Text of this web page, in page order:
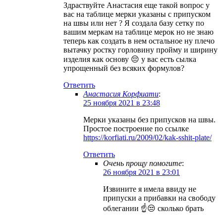
Здраствуйте Анастасия еще такой вопрос у
вас на таблице мерки указаны с припуском
на швы или нет ? Я создала базу сетку по
вашим меркам на таблице мерок но не знаю
теперь как создать в нем остальное ну плечо
вытачку ростку горловину пройму и ширину
изделия как основу 😔 у вас есть сылка
упрощенный без всяких формулов?
Ответить
Анастасия Корфиати:
25 ноября 2021 в 23:48
Мерки указаны без припусков на швы.
Простое построение по ссылке
https://korfiati.ru/2009/02/kak-sshit-plate/
Ответить
Очень прощу помогите:
26 ноября 2021 в 23:01
Извините я имела ввиду не
припуски а прибавки на свободу
облегании ☝😒 сколько брать